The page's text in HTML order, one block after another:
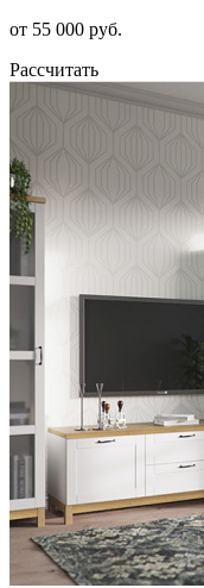
от 55 000 руб.
Рассчитать